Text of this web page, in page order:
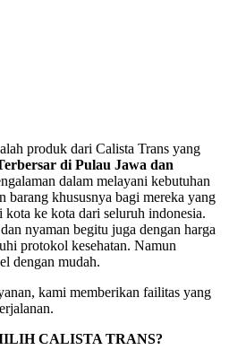
produk dari Calista Trans yang
di Pulau Jawa dan
dalam melayani kebutuhan
barang khususnya bagi mereka yang
ke kota dari seluruh indonesia.
nyaman begitu juga dengan harga
protokol kesehatan. Namun
dengan mudah.
kami memberikan failitas yang
CALISTA TRANS?